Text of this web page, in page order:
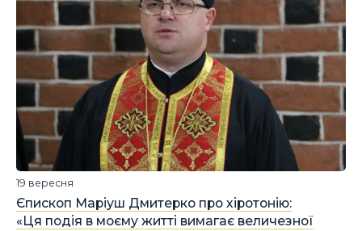
Єпископ Маріуш Дмитерко про хіротонію:
«Ця подія в моєму житті вимагає величезної
19 вересня